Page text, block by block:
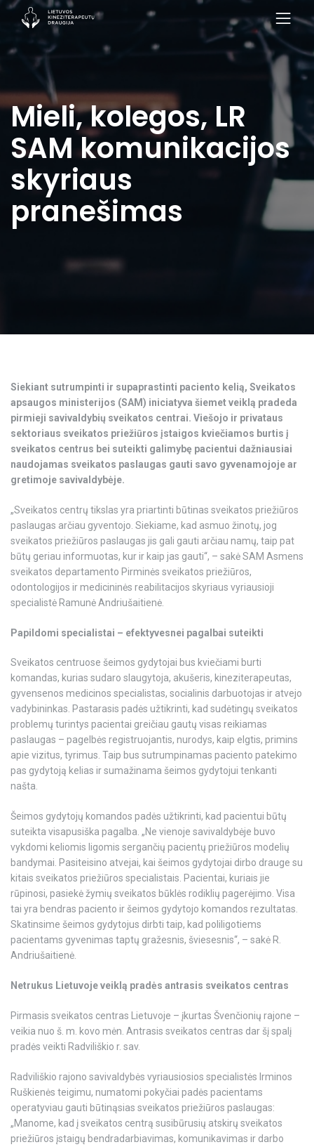
Mieli, kolegos, LR
SAM komunikacijos
skyriaus
pranešimas
Siekiant sutrumpinti ir supaprastinti paciento kelią, Sveikatos
apsaugos ministerijos (SAM) iniciatyva šiemet veiklą pradeda
pirmieji savivaldybių sveikatos centrai. Viešojo ir privataus
sektoriaus sveikatos priežiūros įstaigos kviečiamos burtis į
sveikatos centrus bei suteikti galimybę pacientui dažniausiai
naudojamas sveikatos paslaugas gauti savo gyvenamojoje ar
gretimoje savivaldybėje.
„Sveikatos centrų tikslas yra priartinti būtinas sveikatos priežiūros
paslaugas arčiau gyventojo. Siekiame, kad asmuo žinotų, jog
sveikatos priežiūros paslaugas jis gali gauti arčiau namų, taip pat
būtų geriau informuotas, kur ir kaip jas gauti“, – sakė SAM Asmens
sveikatos departamento Pirminės sveikatos priežiūros,
odontologijos ir medicininės reabilitacijos skyriaus vyriausioji
specialistė Ramunė Andriušaitienė.
Papildomi specialistai – efektyvesnei pagalbai suteikti
Sveikatos centruose šeimos gydytojai bus kviečiami burti
komandas, kurias sudaro slaugytoja, akušeris, kineziterapeutas,
gyvensenos medicinos specialistas, socialinis darbuotojas ir atvejo
vadybininkas. Pastarasis padės užtikrinti, kad sudėtingų sveikatos
problemų turintys pacientai greičiau gautų visas reikiamas
paslaugas – pagelbės registruojantis, nurodys, kaip elgtis, primins
apie vizitus, tyrimus. Taip bus sutrumpinamas paciento patekimo
pas gydytoją kelias ir sumažinama šeimos gydytojui tenkanti
našta.
Šeimos gydytojų komandos padės užtikrinti, kad pacientui būtų
suteikta visapusiška pagalba. „Ne vienoje savivaldybėje buvo
vykdomi keliomis ligomis sergančių pacientų priežiūros modelių
bandymai. Pasiteisino atvejai, kai šeimos gydytojai dirbo drauge su
kitais sveikatos priežiūros specialistais. Pacientai, kuriais jie
rūpinosi, pasiekė žymių sveikatos būklės rodiklių pagerėjimo. Visa
tai yra bendras paciento ir šeimos gydytojo komandos rezultatas.
Skatinsime šeimos gydytojus dirbti taip, kad poliligotiems
pacientams gyvenimas taptų gražesnis, šviesesnis“, – sakė R.
Andriušaitienė.
Netrukus Lietuvoje veiklą pradės antrasis sveikatos centras
Pirmasis sveikatos centras Lietuvoje – įkurtas Švenčionių rajone –
veikia nuo š. m. kovo mėn. Antrasis sveikatos centras dar šį spalį
pradės veikti Radviliškio r. sav.
Radviliškio rajono savivaldybės vyriausiosios specialistės Irminos
Ruškienės teigimu, numatomi pokyčiai padės pacientams
operatyviau gauti būtinąsias sveikatos priežiūros paslaugas:
„Manome, kad į sveikatos centrą susibūrusių atskirų sveikatos
priežiūros įstaigų bendradarbiavimas, komunikavimas ir darbo